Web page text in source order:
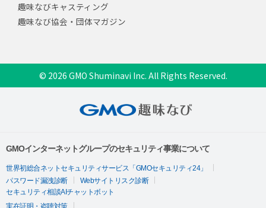
趣味なびキャスティング
趣味なび協会・団体マガジン
© 2026 GMO Shuminavi Inc. All Rights Reserved.